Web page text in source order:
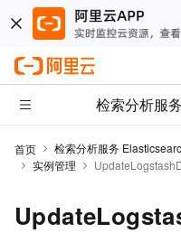
检索分析服
首页 检索分析服务
实例管理